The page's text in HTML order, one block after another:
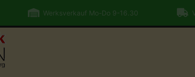
Werksverkauf Mo-Do 9-16.30